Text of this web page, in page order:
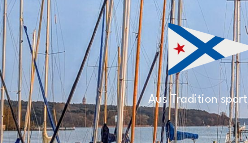
Aus Tradition